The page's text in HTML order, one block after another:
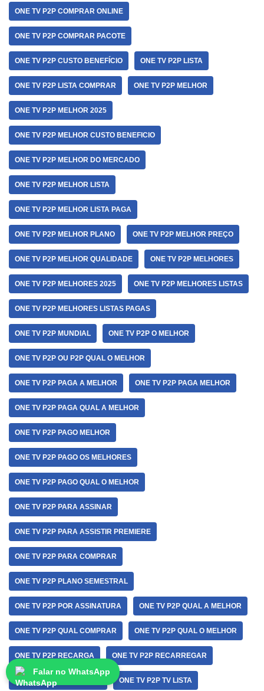
ONE TV P2P COMPRAR ONLINE
ONE TV P2P COMPRAR PACOTE
ONE TV P2P CUSTO BENEFÍCIO ONE TV P2P LISTA
ONE TV P2P LISTA COMPRAR ONE TV P2P MELHOR
ONE TV P2P MELHOR 2025
ONE TV P2P MELHOR CUSTO BENEFICIO
ONE TV P2P MELHOR DO MERCADO
ONE TV P2P MELHOR LISTA
ONE TV P2P MELHOR LISTA PAGA
ONE TV P2P MELHOR PLANO ONE TV P2P MELHOR PREÇO
ONE TV P2P MELHOR QUALIDADE ONE TV P2P MELHORES
ONE TV P2P MELHORES 2025 ONE TV P2P MELHORES LISTAS
ONE TV P2P MELHORES LISTAS PAGAS
ONE TV P2P MUNDIAL ONE TV P2P O MELHOR
ONE TV P2P OU P2P QUAL O MELHOR
ONE TV P2P PAGA A MELHOR ONE TV P2P PAGA MELHOR
ONE TV P2P PAGA QUAL A MELHOR
ONE TV P2P PAGO MELHOR
ONE TV P2P PAGO OS MELHORES
ONE TV P2P PAGO QUAL O MELHOR
ONE TV P2P PARA ASSINAR
ONE TV P2P PARA ASSISTIR PREMIERE
ONE TV P2P PARA COMPRAR
ONE TV P2P PLANO SEMESTRAL
ONE TV P2P POR ASSINATURA ONE TV P2P QUAL A MELHOR
ONE TV P2P QUAL COMPRAR ONE TV P2P QUAL O MELHOR
ONE TV P2P RECARGA ONE TV P2P RECARREGAR
ONE TV P2P SEMESTRAL ONE TV P2P TV LISTA
Falar no WhatsApp